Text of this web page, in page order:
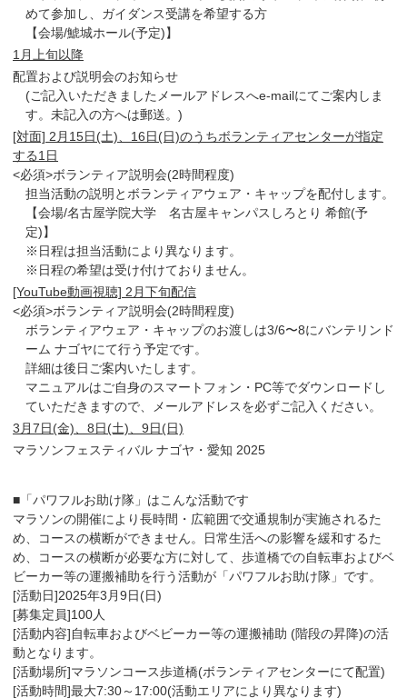
めて参加し、ガイダンス受講を希望する方
【会場/鯱城ホール(予定)】
1月上旬以降
配置および説明会のお知らせ
(ご記入いただきましたメールアドレスへe-mailにてご案内しま
す。未記入の方へは郵送。)
[対面] 2月15日(土)、16日(日)のうちボランティアセンターが指定
する1日
<必須>ボランティア説明会(2時間程度)
担当活動の説明とボランティアウェア・キャップを配付します。
【会場/名古屋学院大学 名古屋キャンパスしろとり 希館(予
定)】
※日程は担当活動により異なります。
※日程の希望は受け付けておりません。
[YouTube動画視聴] 2月下旬配信
<必須>ボランティア説明会(2時間程度)
ボランティアウェア・キャップのお渡しは3/6〜8にバンテリンド
ーム ナゴヤにて行う予定です。
詳細は後日ご案内いたします。
マニュアルはご自身のスマートフォン・PC等でダウンロードし
ていただきますので、メールアドレスを必ずご記入ください。
3月7日(金)、8日(土)、9日(日)
マラソンフェスティバル ナゴヤ・愛知 2025
■「パワフルお助け隊」はこんな活動です
マラソンの開催により長時間・広範囲で交通規制が実施されるた
め、コースの横断ができません。日常生活への影響を緩和するた
め、コースの横断が必要な方に対して、歩道橋での自転車およびベ
ビーカー等の運搬補助を行う活動が「パワフルお助け隊」です。
[活動日]2025年3月9日(日)
[募集定員]100人
[活動内容]自転車およびベビーカー等の運搬補助 (階段の昇降)の活
動となります。
[活動場所]マラソンコース歩道橋(ボランティアセンターにて配置)
[活動時間]最大7:30～17:00(活動エリアにより異なります)